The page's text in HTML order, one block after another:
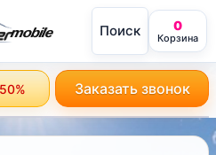
mobile Поиск 0
Корзина
Заказать звонок